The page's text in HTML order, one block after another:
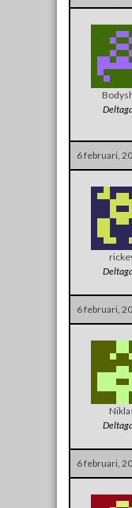
6 februari,
6 februari,
6 februari,